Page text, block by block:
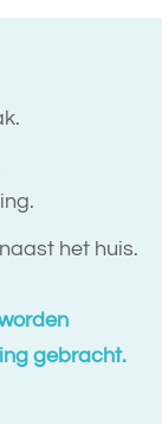
het huis.
gebracht.